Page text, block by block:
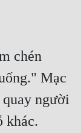
chén
Mạc
người